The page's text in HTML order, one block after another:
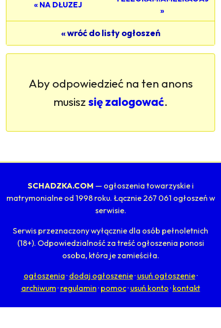
« NA DŁUZEJ
»
« wróć do listy ogłoszeń
Aby odpowiedzieć na ten anons
musisz się zalogować.
SCHADZKA.COM — ogłoszenia towarzyskie i
matrymonialne od 1998 roku. Łącznie 267 061 ogłoszeń w
serwisie.
Serwis przeznaczony wyłącznie dla osób pełnoletnich
(18+). Odpowiedzialność za treść ogłoszenia ponosi
osoba, która je zamieściła.
ogłoszenia · dodaj ogłoszenie· usuń ogłoszenie·
archiwum · regulamin · pomoc· usuń konto · kontakt